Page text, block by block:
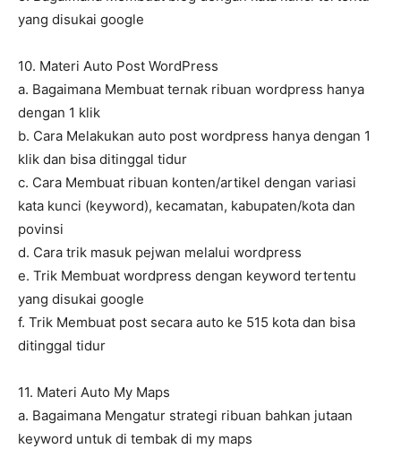
yang disukai google
10. Materi Auto Post WordPress
a. Bagaimana Membuat ternak ribuan wordpress hanya
dengan 1 klik
b. Cara Melakukan auto post wordpress hanya dengan 1
klik dan bisa ditinggal tidur
c. Cara Membuat ribuan konten/artikel dengan variasi
kata kunci (keyword), kecamatan, kabupaten/kota dan
povinsi
d. Cara trik masuk pejwan melalui wordpress
e. Trik Membuat wordpress dengan keyword tertentu
yang disukai google
f. Trik Membuat post secara auto ke 515 kota dan bisa
ditinggal tidur
11. Materi Auto My Maps
a. Bagaimana Mengatur strategi ribuan bahkan jutaan
keyword untuk di tembak di my maps